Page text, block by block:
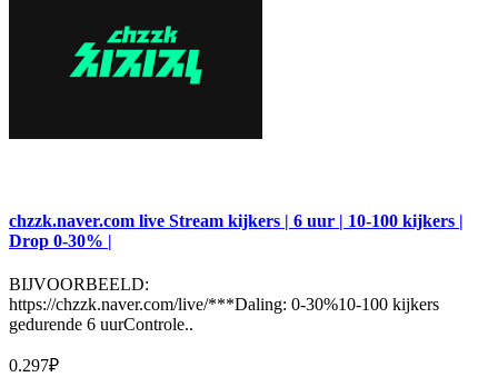
chzzk.naver.com live Stream kijkers | 6 uur | 10-100 kijkers |
Drop 0-30% |
BIJVOORBEELD:
https://chzzk.naver.com/live/***Daling: 0-30%10-100 kijkers
gedurende 6 uurControle..
0.297₽